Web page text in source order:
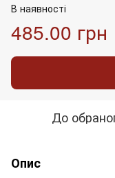
В наявності
485.00 грн
До
Опис